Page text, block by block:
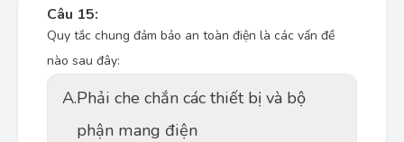
Câu 15:
Quy tắc chung đảm bảo an toàn điện là các vấn đề
nào sau đây:
A.Phải che chắn các thiết bị và bộ
phận mang điện